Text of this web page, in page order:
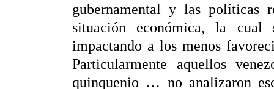
gubernamental y las políticas
situación económica, la
impactando a los menos
Particularmente aquellos
quinquenio … no analizaron